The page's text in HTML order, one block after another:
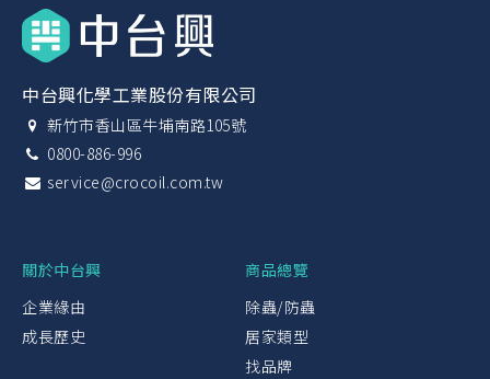
中台興化學工業股份有限公司
新竹市香山區牛埔南路105號
0800-886-996
service@crocoil.com.tw
關於中台興
企業緣由
成長歷史
商品總覽
除蟲/防蟲
居家類型
找品牌